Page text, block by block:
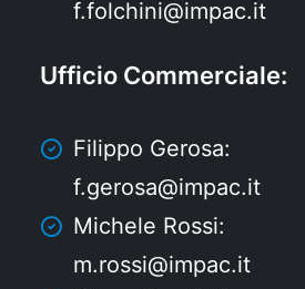
f.folchini@impac.it
Ufficio Commerciale:
Filippo Gerosa:
f.gerosa@impac.it
Michele Rossi:
m.rossi@impac.it